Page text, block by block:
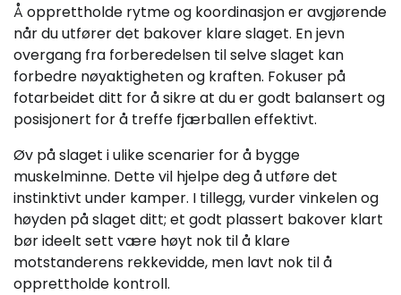
Å opprettholde rytme og koordinasjon er avgjørende
når du utfører det bakover klare slaget. En jevn
overgang fra forberedelsen til selve slaget kan
forbedre nøyaktigheten og kraften. Fokuser på
fotarbeidet ditt for å sikre at du er godt balansert og
posisjonert for å treffe fjærballen effektivt.
Øv på slaget i ulike scenarier for å bygge
muskelminne. Dette vil hjelpe deg å utføre det
instinktivt under kamper. I tillegg, vurder vinkelen og
høyden på slaget ditt; et godt plassert bakover klart
bør ideelt sett være høyt nok til å klare
motstanderens rekkevidde, men lavt nok til å
opprettholde kontroll.